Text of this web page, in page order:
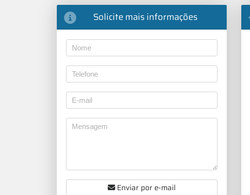
Solicite mais informações
Enviar por e-mail